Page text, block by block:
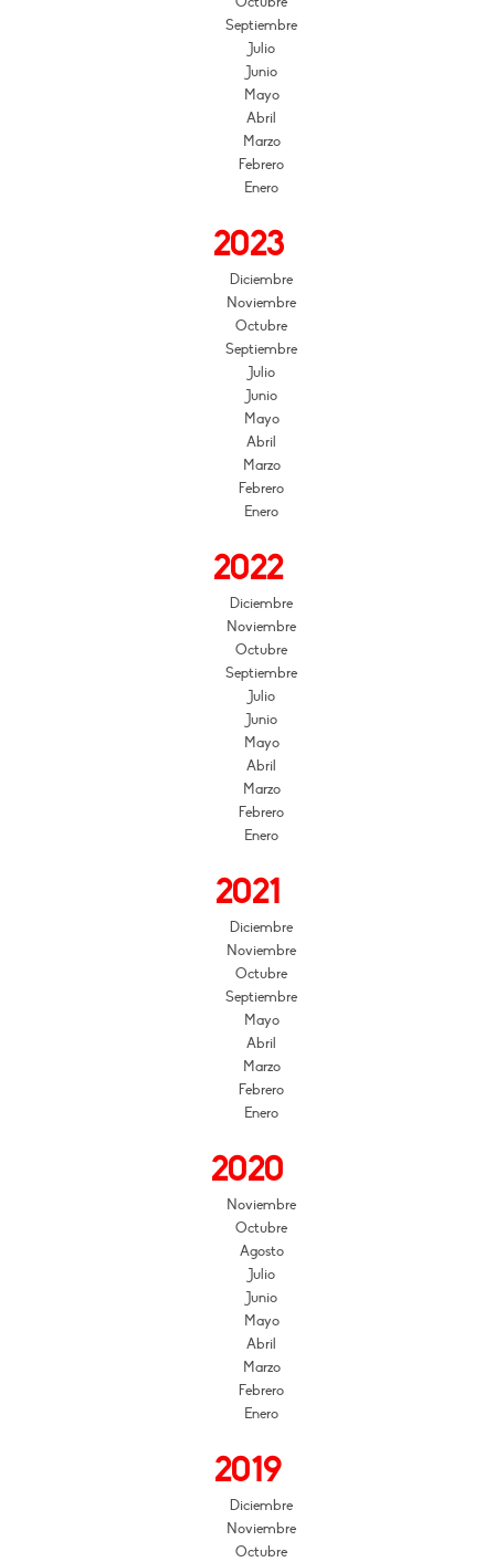
Septiembre
Julio
Junio
Mayo
Abril
Marzo
Febrero
Enero
2023
Diciembre
Noviembre
Octubre
Septiembre
Julio
Junio
Mayo
Abril
Marzo
Febrero
Enero
2022
Diciembre
Noviembre
Octubre
Septiembre
Julio
Junio
Mayo
Abril
Marzo
Febrero
Enero
2021
Diciembre
Noviembre
Octubre
Septiembre
Mayo
Abril
Marzo
Febrero
Enero
2020
Noviembre
Octubre
Agosto
Julio
Junio
Mayo
Abril
Marzo
Febrero
Enero
2019
Diciembre
Noviembre
Octubre